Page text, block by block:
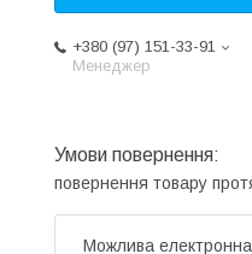
+380 (97) 151-33-91
Менеджер
повернення товару